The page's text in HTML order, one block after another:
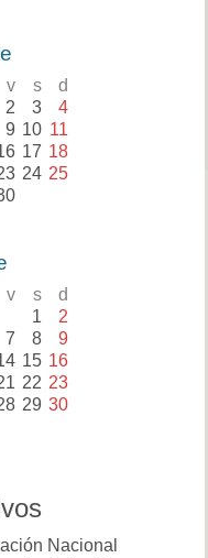
v s d
2 3 4
9 10 11
17 18
24 25
v s d
1 2
7 8 9
15 16
22 23
29 30
Nacional